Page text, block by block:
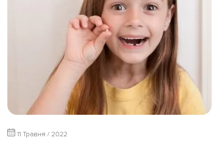
11 Травня / 2022